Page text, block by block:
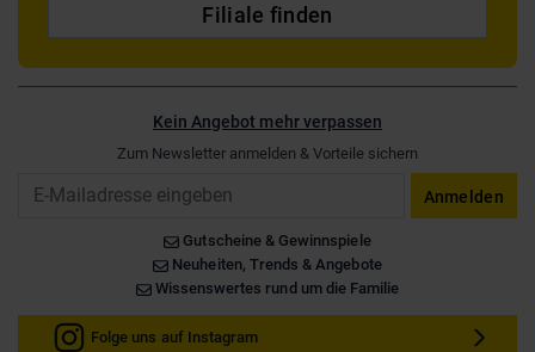
Filiale finden
Kein Angebot mehr verpassen
Zum Newsletter anmelden & Vorteile sichern
Anmelden
Gutscheine & Gewinnspiele
Neuheiten, Trends & Angebote
Wissenswertes rund um die Familie
Folge uns auf Instagram